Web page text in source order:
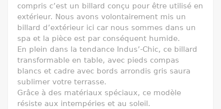
compris c’est un billard conçu pour être utilisé en
extérieur. Nous avons volontairement mis un
billard d’extérieur ici car nous sommes dans un
spa et la pièce est par conséquent humide.
En plein dans la tendance Indus’-Chic, ce billard
transformable en table, avec pieds compas
blancs et cadre avec bords arrondis gris saura
sublimer votre terrasse.
Grâce à des matériaux spéciaux, ce modèle
résiste aux intempéries et au soleil.